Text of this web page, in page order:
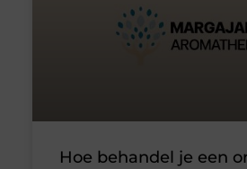
Hoe behandel je een